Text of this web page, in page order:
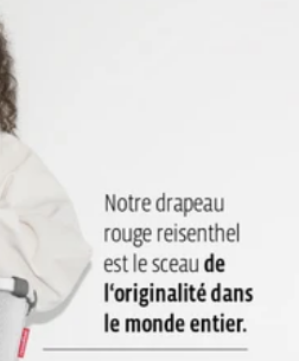
l’appareil et vous évite de le